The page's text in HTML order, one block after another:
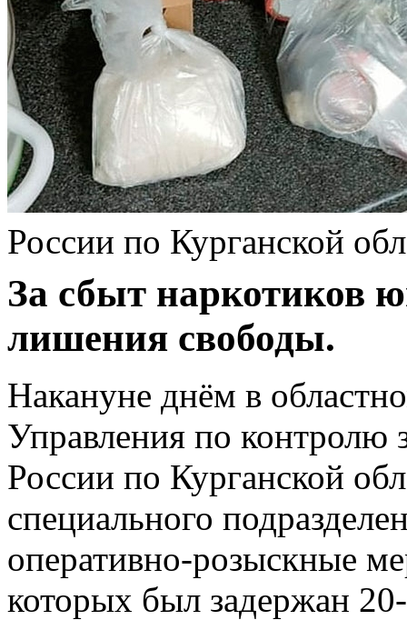
России по Курганской
За сбыт наркотиков
лишения свободы.
Накануне днём в
Управления по
России по Курганской
специального
оперативно-розыскные
которых был задержан